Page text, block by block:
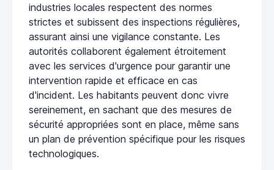
industries locales respectent des normes
strictes et subissent des inspections régulières,
assurant ainsi une vigilance constante. Les
autorités collaborent également étroitement
avec les services d'urgence pour garantir une
intervention rapide et efficace en cas
d'incident. Les habitants peuvent donc vivre
sereinement, en sachant que des mesures de
sécurité appropriées sont en place, même sans
un plan de prévention spécifique pour les risques
technologiques.